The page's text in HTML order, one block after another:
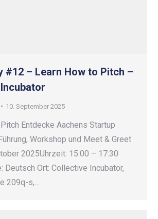
#12 – Learn How to Pitch –
10. September 2025
Entdecke Aachens Startup
Workshop und Meet & Greet
2025Uhrzeit: 15:00 – 17:30
Deutsch Ort: Collective Incubator,
209q-s,…